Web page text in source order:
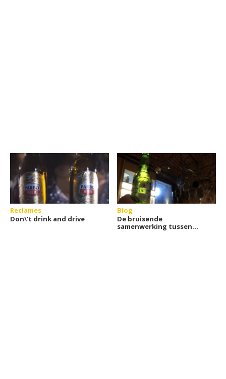
Reclames
Don\'t drink and drive
Blog
De bruisende
samenwerking tussen